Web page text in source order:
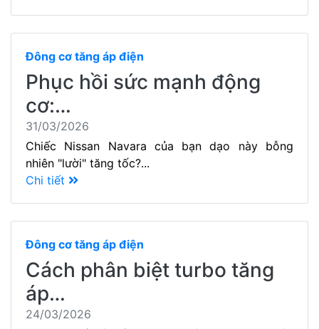
Đông cơ tăng áp điện
Phục hồi sức mạnh động
cơ:…
31/03/2026
Chiếc Nissan Navara của bạn dạo này bỗng
nhiên "lười" tăng tốc?...
Chi tiết
Đông cơ tăng áp điện
Cách phân biệt turbo tăng
áp…
24/03/2026